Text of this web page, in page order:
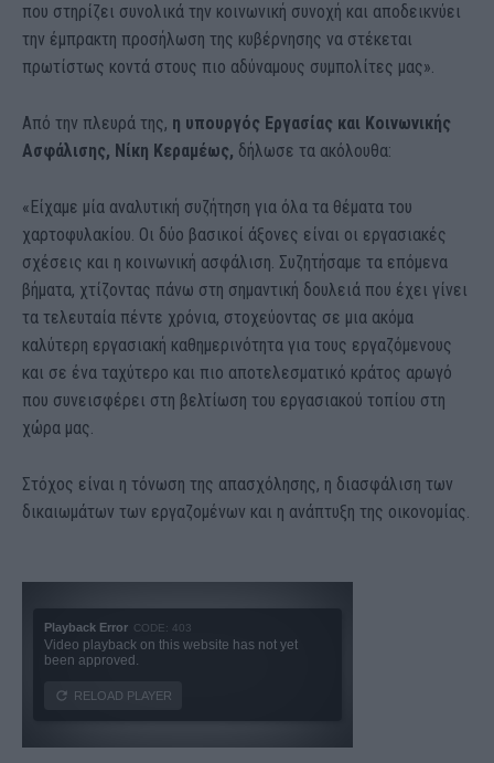
που στηρίζει συνολικά την κοινωνική συνοχή και αποδεικνύει
την έμπρακτη προσήλωση της κυβέρνησης να στέκεται
πρωτίστως κοντά στους πιο αδύναμους συμπολίτες μας».
Από την πλευρά της, η υπουργός Εργασίας και Κοινωνικής
Ασφάλισης, Νίκη Κεραμέως, δήλωσε τα ακόλουθα:
«Είχαμε μία αναλυτική συζήτηση για όλα τα θέματα του
χαρτοφυλακίου. Οι δύο βασικοί άξονες είναι οι εργασιακές
σχέσεις και η κοινωνική ασφάλιση. Συζητήσαμε τα επόμενα
βήματα, χτίζοντας πάνω στη σημαντική δουλειά που έχει γίνει
τα τελευταία πέντε χρόνια, στοχεύοντας σε μια ακόμα
καλύτερη εργασιακή καθημερινότητα για τους εργαζόμενους
και σε ένα ταχύτερο και πιο αποτελεσματικό κράτος αρωγό
που συνεισφέρει στη βελτίωση του εργασιακού τοπίου στη
χώρα μας.
Στόχος είναι η τόνωση της απασχόλησης, η διασφάλιση των
δικαιωμάτων των εργαζομένων και η ανάπτυξη της οικονομίας.